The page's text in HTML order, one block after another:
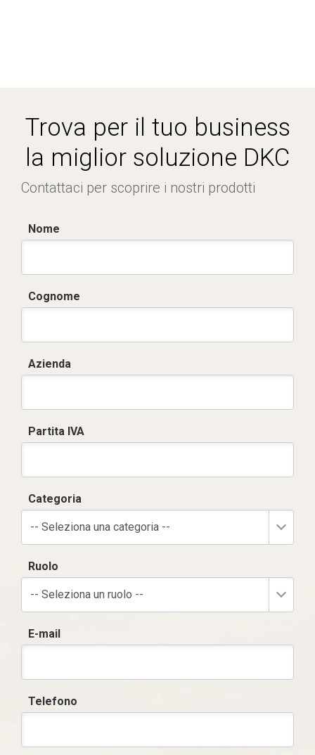
Trova per il tuo business
la miglior soluzione DKC
Contattaci per scoprire i nostri prodotti
Nome
Cognome
Azienda
Partita IVA
Categoria
-- Seleziona una categoria --
Ruolo
-- Seleziona un ruolo --
E-mail
Telefono